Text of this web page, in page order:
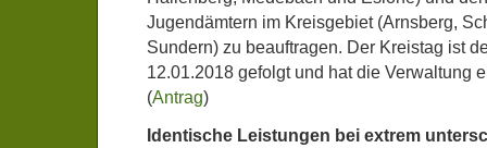
Jugendämtern im Kreisgebiet (Arnsberg,
Sundern) zu beauftragen. Der Kreistag ist
12.01.2018 gefolgt und hat die Verwaltung
(Antrag)
Identische Leistungen bei extrem